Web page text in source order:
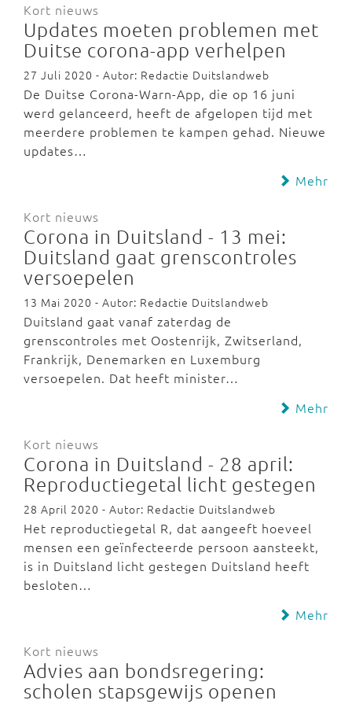
Kort nieuws
Updates moeten problemen met
Duitse corona-app verhelpen
27 Juli 2020 - Autor: Redactie Duitslandweb
De Duitse Corona-Warn-App, die op 16 juni
werd gelanceerd, heeft de afgelopen tijd met
meerdere problemen te kampen gehad. Nieuwe
updates…
Mehr
Kort nieuws
Corona in Duitsland - 13 mei:
Duitsland gaat grenscontroles
versoepelen
13 Mai 2020 - Autor: Redactie Duitslandweb
Duitsland gaat vanaf zaterdag de
grenscontroles met Oostenrijk, Zwitserland,
Frankrijk, Denemarken en Luxemburg
versoepelen. Dat heeft minister…
Mehr
Kort nieuws
Corona in Duitsland - 28 april:
Reproductiegetal licht gestegen
28 April 2020 - Autor: Redactie Duitslandweb
Het reproductiegetal R, dat aangeeft hoeveel
mensen een geïnfecteerde persoon aansteekt,
is in Duitsland licht gestegen Duitsland heeft
besloten…
Mehr
Kort nieuws
Advies aan bondsregering:
scholen stapsgewijs openen